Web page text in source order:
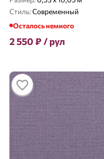
Стиль: Современный
Осталось немного
2 550 ₽ / рул